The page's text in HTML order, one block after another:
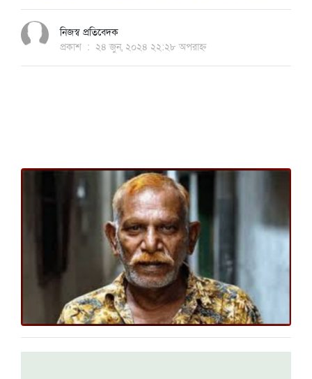
নিজস্ব প্রতিবেদক
প্রকাশ : ২৪ জুন, ২০২৪ ২২:২৮ অপরাহ্ন